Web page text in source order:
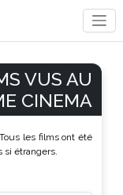
VUS AU
CINEMA
les films ont été
si étrangers.